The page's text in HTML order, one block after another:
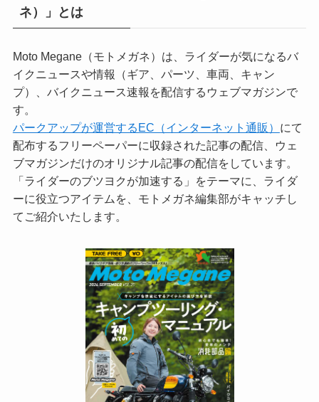
ネ）」とは
Moto Megane（モトメガネ）は、ライダーが気になるバ
イクニュースや情報（ギア、パーツ、車両、キャン
プ）、バイクニュース速報を配信するウェブマガジンで
す。
パークアップが運営するEC（インターネット通販） にて
配布するフリーペーパーに収録された記事の配信、ウェ
ブマガジンだけのオリジナル記事の配信をしています。
「ライダーのブツヨクが加速する」をテーマに、ライダ
ーに役立つアイテムを、モトメガネ編集部がキャッチし
てご紹介いたします。